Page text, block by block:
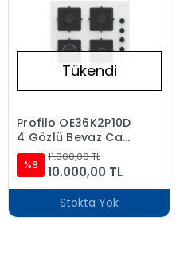
Tükendi
Profilo OE36K2P10D
4 Gözlü Beyaz Cam
Ankastre Ocak DG'li
%9
11.000,00 TL
10.000,00 TL
Stokta Yok